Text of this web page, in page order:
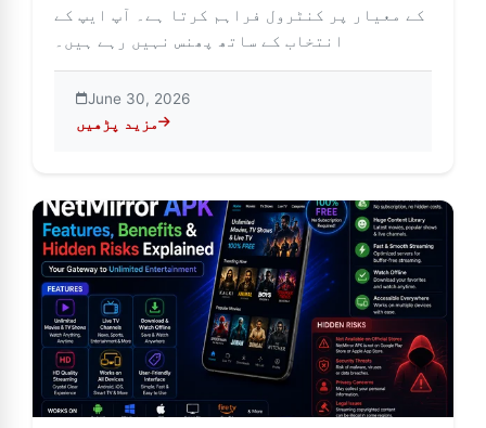
کے معیار پر کنٹرول فراہم کرتا ہے۔ آپ ایپ کے
انتخاب کے ساتھ پھنس نہیں رہے ہیں۔
June 30, 2026
مزید پڑھیں